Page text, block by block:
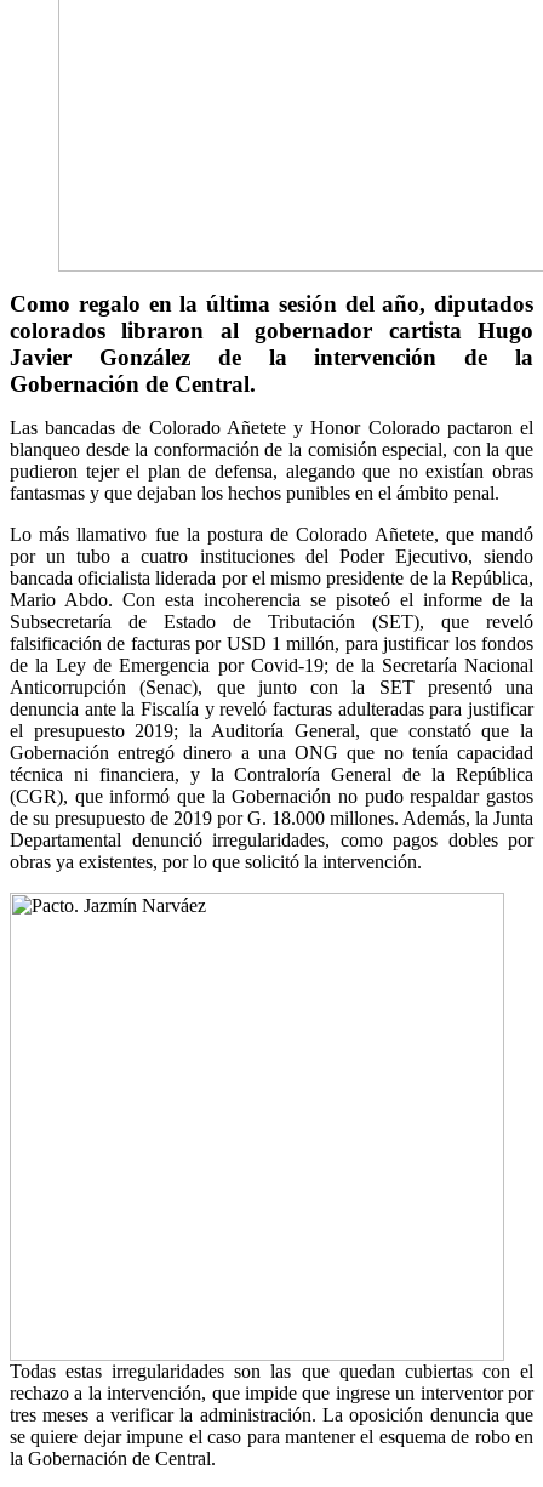
Como regalo en la última sesión del año, diputados
colorados libraron al gobernador cartista Hugo
Javier González de la intervención de la
Gobernación de Central.
Las bancadas de Colorado Añetete y Honor Colorado pactaron el
blanqueo desde la conformación de la comisión especial, con la que
pudieron tejer el plan de defensa, alegando que no existían obras
fantasmas y que dejaban los hechos punibles en el ámbito penal.
Lo más llamativo fue la postura de Colorado Añetete, que mandó
por un tubo a cuatro instituciones del Poder Ejecutivo, siendo
bancada oficialista liderada por el mismo presidente de la República,
Mario Abdo. Con esta incoherencia se pisoteó el informe de la
Subsecretaría de Estado de Tributación (SET), que reveló
falsificación de facturas por USD 1 millón, para justificar los fondos
de la Ley de Emergencia por Covid-19; de la Secretaría Nacional
Anticorrupción (Senac), que junto con la SET presentó una
denuncia ante la Fiscalía y reveló facturas adulteradas para justificar
el presupuesto 2019; la Auditoría General, que constató que la
Gobernación entregó dinero a una ONG que no tenía capacidad
técnica ni financiera, y la Contraloría General de la República
(CGR), que informó que la Gobernación no pudo respaldar gastos
de su presupuesto de 2019 por G. 18.000 millones. Además, la Junta
Departamental denunció irregularidades, como pagos dobles por
obras ya existentes, por lo que solicitó la intervención.
Todas estas irregularidades son las que quedan cubiertas con el
rechazo a la intervención, que impide que ingrese un interventor por
tres meses a verificar la administración. La oposición denuncia que
se quiere dejar impune el caso para mantener el esquema de robo en
la Gobernación de Central.